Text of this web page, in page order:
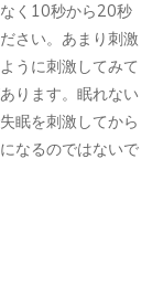
く10秒から20秒
さい。あまり刺激
うに刺激してみて
ります。眠れない
眠を刺激してから
なるのではないで